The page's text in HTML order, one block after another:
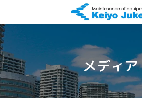
テ
ン
ツ
へ
ス
キ
ッ
プ
ゲ
ー
シ
ョ
ン
に
移
動
メディア